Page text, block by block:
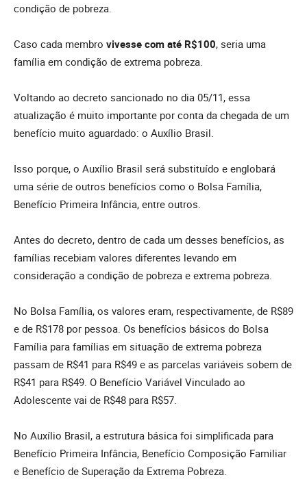
condição de pobreza.
Caso cada membro vivesse com até R$100, seria uma
família em condição de extrema pobreza.
Voltando ao decreto sancionado no dia 05/11, essa
atualização é muito importante por conta da chegada de um
benefício muito aguardado: o Auxílio Brasil.
Isso porque, o Auxílio Brasil será substituído e englobará
uma série de outros benefícios como o Bolsa Família,
Benefício Primeira Infância, entre outros.
Antes do decreto, dentro de cada um desses benefícios, as
famílias recebiam valores diferentes levando em
consideração a condição de pobreza e extrema pobreza.
No Bolsa Família, os valores eram, respectivamente, de R$89
e de R$178 por pessoa. Os benefícios básicos do Bolsa
Família para famílias em situação de extrema pobreza
passam de R$41 para R$49 e as parcelas variáveis sobem de
R$41 para R$49. O Benefício Variável Vinculado ao
Adolescente vai de R$48 para R$57.
No Auxílio Brasil, a estrutura básica foi simplificada para
Benefício Primeira Infância, Benefício Composição Familiar
e Benefício de Superação da Extrema Pobreza.